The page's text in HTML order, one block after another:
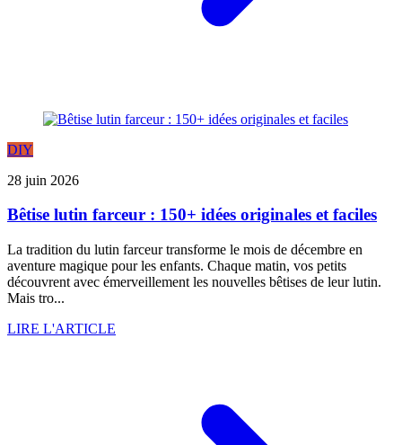
DIY
28 juin 2026
Bêtise lutin farceur : 150+ idées originales et faciles
La tradition du lutin farceur transforme le mois de décembre en
aventure magique pour les enfants. Chaque matin, vos petits
découvrent avec émerveillement les nouvelles bêtises de leur lutin.
Mais tro...
LIRE L'ARTICLE